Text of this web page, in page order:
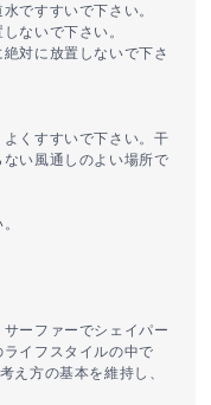
ですすいで下さい。
ないで下さい。
対に放置しないで下さ
よくすすいで下さい。干
い風通しのよい場所で
ーファーでシェイパー
イフスタイルの中で
え方の基本を維持し、